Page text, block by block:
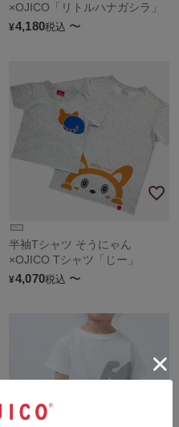
×OJICO「リトルハナガシラ」
¥4,180税込 〜
半袖Tシャツ そうにゃん
×OJICO Tシャツ「じー」
¥4,070税込 〜